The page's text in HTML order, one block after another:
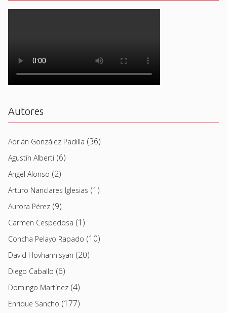
Autores
Adrián González Padilla (36)
Agustín Alberti (6)
Angel Alonso (2)
Arturo Nanclares Iglesias (1)
Aurora Pérez (9)
Carmen Cespedosa (1)
Concha Pelayo Rapado (10)
David Hovhannisyan (20)
Diego Caballo (6)
Domingo Martínez (4)
Enrique Sancho (177)